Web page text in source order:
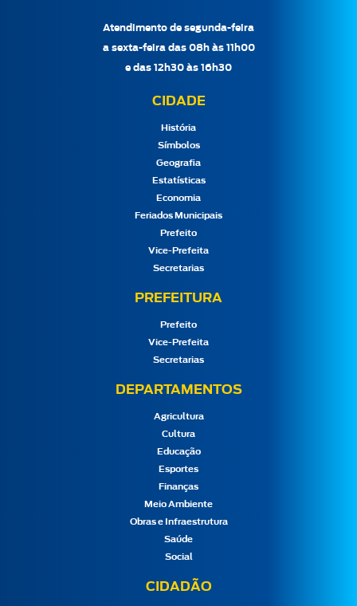
Atendimento de segunda-feira
a sexta-feira das 08h às 11h00
e das 12h30 às 16h30
CIDADE
História
Símbolos
Geografia
Estatísticas
Economia
Feriados Municipais
Prefeito
Vice-Prefeita
Secretarias
PREFEITURA
Prefeito
Vice-Prefeita
Secretarias
DEPARTAMENTOS
Agricultura
Cultura
Educação
Esportes
Finanças
Meio Ambiente
Obras e Infraestrutura
Saúde
Social
CIDADÃO